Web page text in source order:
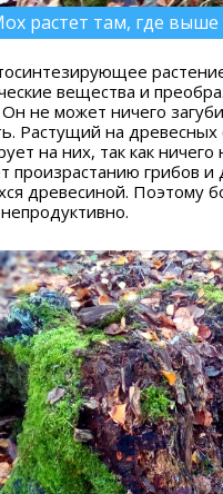
растет там, где
вещества и
Он не может ничего
Растущий на древесных
на них, так как
произрастанию грибов и
древесиной. Поэтому